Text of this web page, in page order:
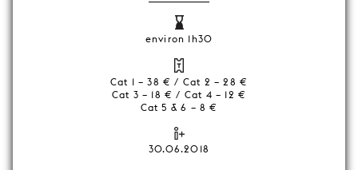
environ 1h30
Cat 1 – 38 € / Cat 2 – 28 €
Cat 3 – 18 € / Cat 4 – 12 €
Cat 5 & 6 – 8 €
30.06.2018